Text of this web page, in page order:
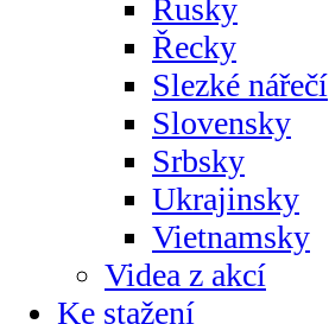
Rusky
Řecky
Slezké nářečí
Slovensky
Srbsky
Ukrajinsky
Vietnamsky
Videa z akcí
Ke stažení